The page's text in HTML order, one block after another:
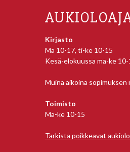
Kirjasto
Ma 10-17, ti-ke 10-15
Kesä-elokuussa ma-ke 10-
Muina aikoina sopimuksen
Toimisto
Ma-ke 10-15
Tarkista poikkeavat